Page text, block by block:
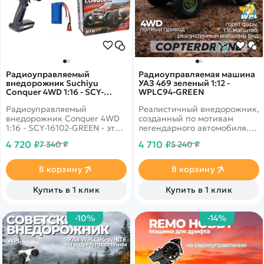
Радиоуправляемый
внедорожник Suchiyu
Conquer 4WD 1:16 - SCY-
Радиоуправляемый
внедорожник Conquer 4WD
1:16 - SCY-16102-GREEN - это
популярного производителя
выполнен в масштабе 1/16 и
отличается от конкурентов
наличием интеллектуальной
аккумуляторной батареи,
двигателя, а также
оптимальным соотношением
цены и качества деталей.
4 720 ₽7 340 ₽
В корзину
Купить в 1 клик
Радиоуправляемая машина
УАЗ 469 зеленый 1:12 -
WPLC94-GREEN
Реалистичный внедорожник,
созданный по мотивам
легендарного автомобиля.
узнаваемый кузов и
делают модель максимально
похожей на настоящий УАЗ.
Автомобиль уверенно
чувствует себя на
легко справляется с
неровностями, грунтом,
песком и мелкими
препятствиями. Мощные
внедорожные колёса с
глубоким протектором
4 710 ₽5 240 ₽
В корзину
Купить в 1 клик
-10% -14%